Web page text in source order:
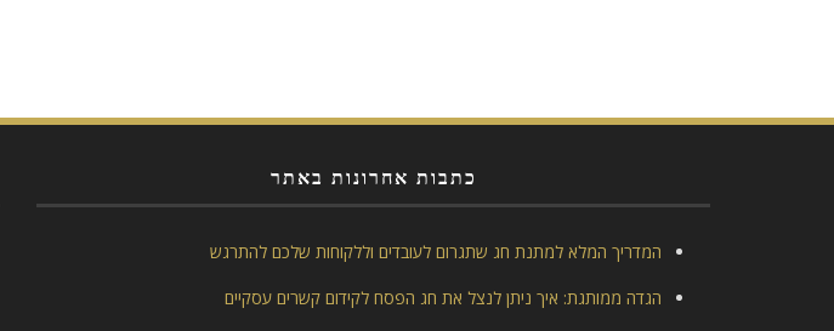
כתבות אחרונות באתר
המדריך המלא למתנת חג שתגרום לעובדים וללקוחות שלכם להתרגש
הגדה ממותגת: איך ניתן לנצל את חג הפסח לקידום קשרים עסקיים